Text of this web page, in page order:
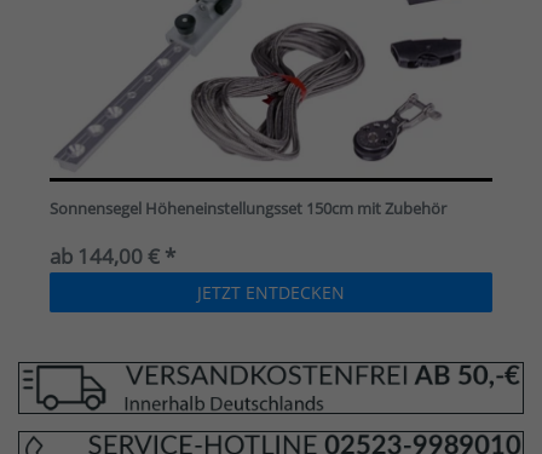
Sonnensegel Höheneinstellungsset 150cm mit Zubehör
ab 144,00 € *
JETZT ENTDECKEN